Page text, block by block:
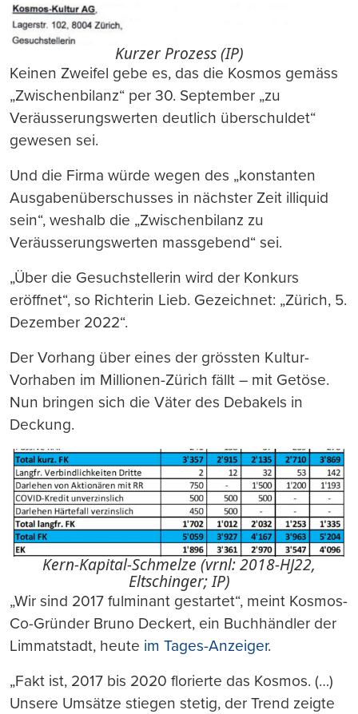
Kurzer Prozess (IP)
Keinen Zweifel gebe es, das die Kosmos gemäss
„Zwischenbilanz“ per 30. September „zu
Veräusserungswerten deutlich überschuldet“
gewesen sei.
Und die Firma würde wegen des „konstanten
Ausgabenüberschusses in nächster Zeit illiquid
sein“, weshalb die „Zwischenbilanz zu
Veräusserungswerten massgebend“ sei.
„Über die Gesuchstellerin wird der Konkurs
eröffnet“, so Richterin Lieb. Gezeichnet: „Zürich, 5.
Dezember 2022“.
Der Vorhang über eines der grössten Kultur-
Vorhaben im Millionen-Zürich fällt – mit Getöse.
Nun bringen sich die Väter des Debakels in
Deckung.
Kern-Kapital-Schmelze (vrnl: 2018-HJ22,
Eltschinger; IP)
„Wir sind 2017 fulminant gestartet“, meint Kosmos-
Co-Gründer Bruno Deckert, ein Buchhändler der
Limmatstadt, heute im Tages-Anzeiger.
„Fakt ist, 2017 bis 2020 florierte das Kosmos. (…)
Unsere Umsätze stiegen stetig, der Trend zeigte